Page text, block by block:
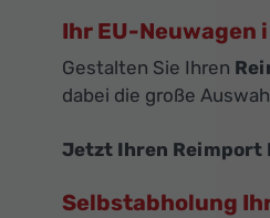
Ihr EU-
Gestalten Sie Ihren
dabei die große
Jetzt Ihren Reimport
Selbstabholung